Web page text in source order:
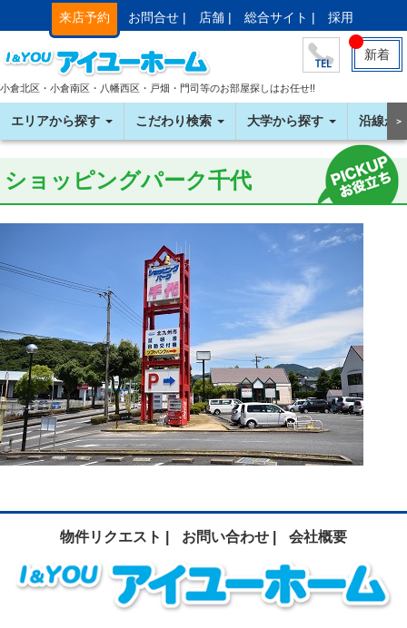
来店予約 お問合せ | 店舗 | 総合サイト | 採用
新着
小倉北区・小倉南区・八幡西区・戸畑・門司等のお部屋探しはお任せ!!
エリアから探す こだわり検索 大学から探す 沿線か＞
ショッピングパーク千代
物件リクエスト | お問い合わせ | 会社概要